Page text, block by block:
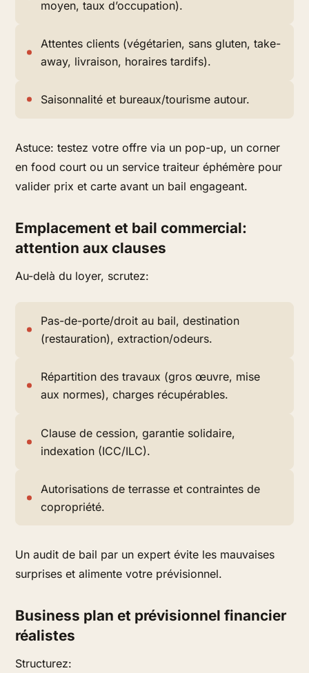
moyen, taux d’occupation).
Attentes clients (végétarien, sans gluten, take-
away, livraison, horaires tardifs).
Saisonnalité et bureaux/tourisme autour.
Astuce: testez votre offre via un pop-up, un corner
en food court ou un service traiteur éphémère pour
valider prix et carte avant un bail engageant.
Emplacement et bail commercial:
attention aux clauses
Au-delà du loyer, scrutez:
Pas-de-porte/droit au bail, destination
(restauration), extraction/odeurs.
Répartition des travaux (gros œuvre, mise
aux normes), charges récupérables.
Clause de cession, garantie solidaire,
indexation (ICC/ILC).
Autorisations de terrasse et contraintes de
copropriété.
Un audit de bail par un expert évite les mauvaises
surprises et alimente votre prévisionnel.
Business plan et prévisionnel financier
réalistes
Structurez: